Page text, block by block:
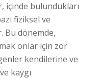
içinde bulundukları
fiziksel ve
Bu dönemde,
onlar için zor
kendilerine ve
kaygı